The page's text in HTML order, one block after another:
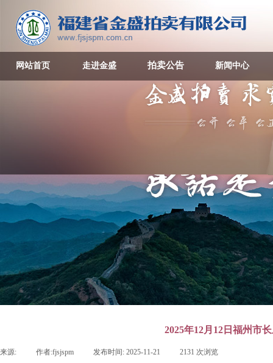
网站首页 走进金盛 拍卖公告 新闻中心
2025年12月12日福州市
来源: 作者:fjsjspm 发布时间: 2025-11-21 2131 次浏览